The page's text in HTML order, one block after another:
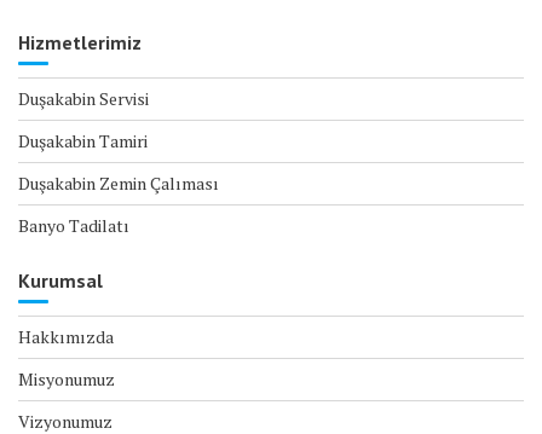
Hizmetlerimiz
Duşakabin Servisi
Duşakabin Tamiri
Duşakabin Zemin Çalıması
Banyo Tadilatı
Kurumsal
Hakkımızda
Misyonumuz
Vizyonumuz